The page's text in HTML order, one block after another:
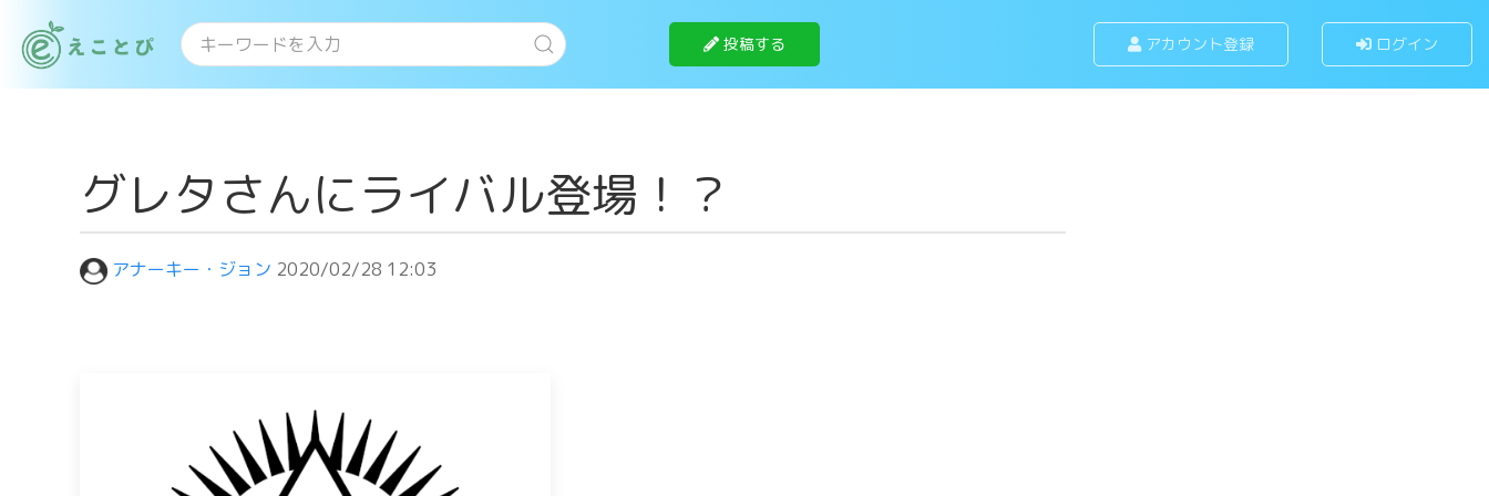
投稿する アカウント登録 ログイン
グレタさんにライバル登場！？
アナーキー・ジョン 2020/02/28 12:03